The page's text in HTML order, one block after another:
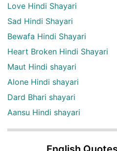
Love Hindi Shayari
Sad Hindi Shayari
Bewafa Hindi Shayari
Heart Broken Hindi Shayari
Maut Hindi shayari
Alone Hindi shayari
Dard Bhari shayari
Aansu Hindi shayari